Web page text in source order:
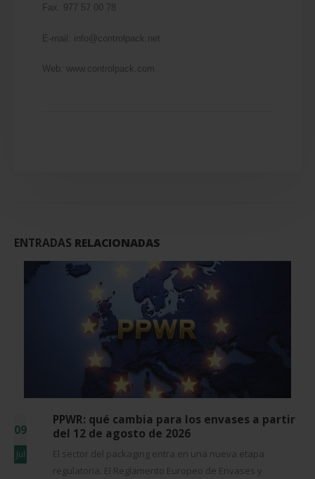
Fax. 977 57 00 78
E-mail: info@controlpack.net
Web: www.controlpack.com
ENTRADAS RELACIONADAS
03
Jun
5 señales de que tu línea de envasado se ha
quedado pequeña
5 señales de que tu línea de envasado se ha quedado
pequeña Si cambiar de una referencia a otra supone